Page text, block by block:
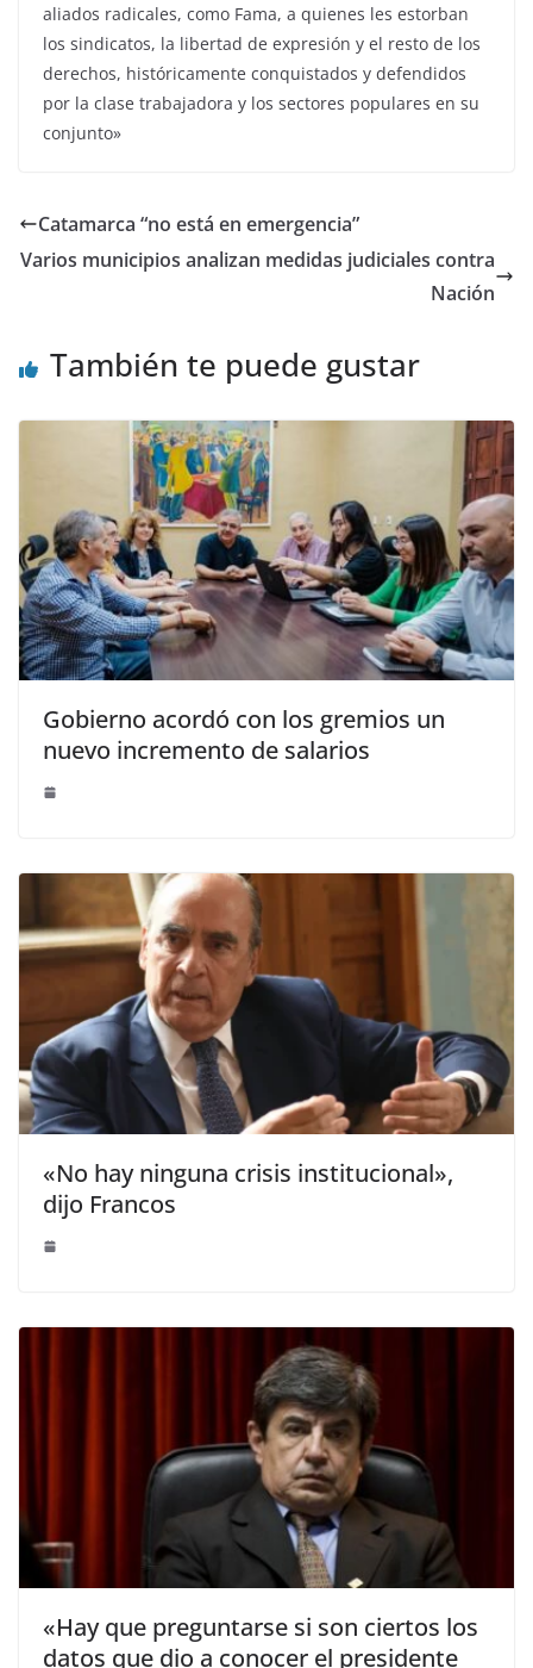
aliados radicales, como Fama, a quienes les estorban
los sindicatos, la libertad de expresión y el resto de los
derechos, históricamente conquistados y defendidos
por la clase trabajadora y los sectores populares en su
conjunto»
Catamarca “no está en emergencia”
Varios municipios analizan medidas judiciales contra
Nación
También te puede gustar
Gobierno acordó con los gremios un
nuevo incremento de salarios
«No hay ninguna crisis institucional»,
dijo Francos
«Hay que preguntarse si son ciertos los
datos que dio a conocer el presidente